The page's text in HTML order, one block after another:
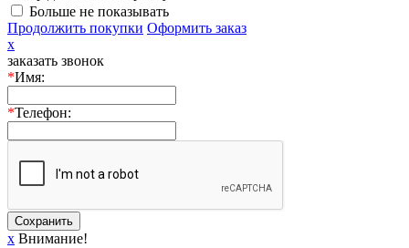
Больше не показывать
Продолжить покупки Оформить заказ
x
заказать звонок
*Имя:
*Телефон:
Сохранить
x Внимание!